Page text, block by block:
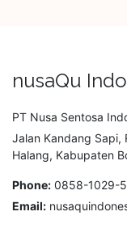
nusaQu
PT Nusa Sentosa
Jalan Kandang Sapi,
Halang, Kabupaten
Phone: 0858-1029-
Email: